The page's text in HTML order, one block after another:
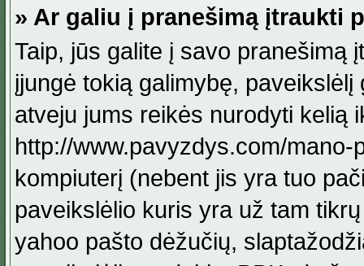
» Ar galiu į pranešimą įtraukti
Taip, jūs galite į savo pranešimą
įjungė tokią galimybę,
atveju jums reikės nurodyti kelią
http://www.pavyzdys.com/
kompiuterį (nebent jis yra tuo
paveikslėlio kuris yra už tam
yahoo pašto dėžučių,